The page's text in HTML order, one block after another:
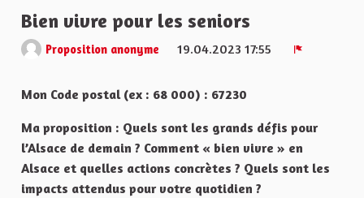
Bien vivre pour les seniors
Proposition anonyme
19.04.2023 17:55
Mon Code postal (ex : 68 000) : 67230
Ma proposition : Quels sont les grands défis pour
l’Alsace de demain ? Comment « bien vivre » en
Alsace et quelles actions concrètes ? Quels sont les
impacts attendus pour votre quotidien ?